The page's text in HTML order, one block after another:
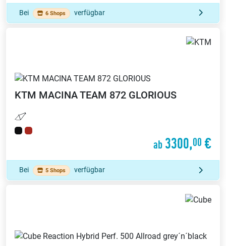
Bei 6 Shops verfügbar
KTM MACINA TEAM 872 GLORIOUS
ab 3300,00 €
Bei 5 Shops verfügbar